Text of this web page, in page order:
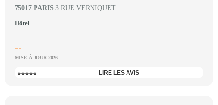
75017 PARIS 3 RUE VERNIQUET
Hôtel
...
MISE À JOUR 2026
⭐⭐⭐⭐⭐ LIRE LES AVIS